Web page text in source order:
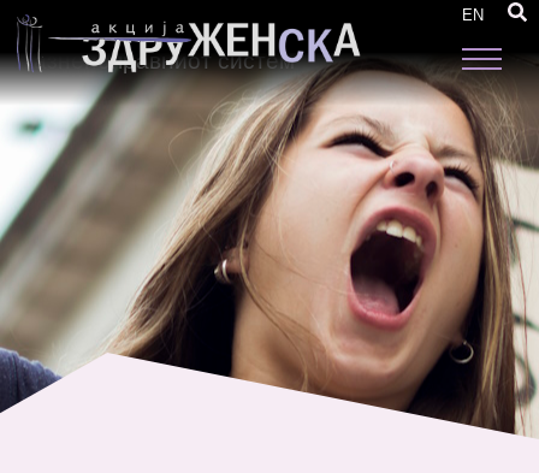
EN
структури при заштита од семејно насилство
казненоправниот систем